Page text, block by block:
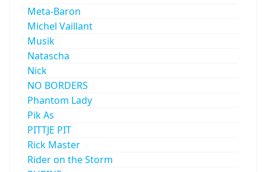
Meta-Baron
Michel Vaillant
Musik
Natascha
Nick
NO BORDERS
Phantom Lady
Pik As
PITTJE PIT
Rick Master
Rider on the Storm